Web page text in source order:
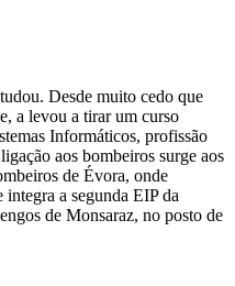
Desde muito cedo que
a levou a tirar um curso
Informáticos, profissão
aos bombeiros surge aos
de Évora, onde
a segunda EIP da
de Monsaraz, no posto de